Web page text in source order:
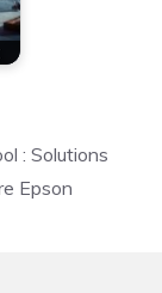
: Solutions
Epson